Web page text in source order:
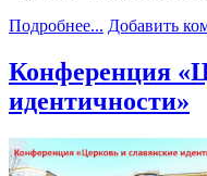
Подробнее... Добавить
Конференция
идентичности»